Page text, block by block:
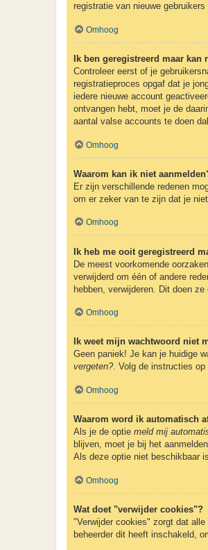
registratie van nieuwe
Omhoog
Ik ben geregistreerd maar kan
Controleer eerst of je
registratieproces opgaf dat je
iedere nieuwe account
ontvangen hebt, moet je de
aantal valse accounts te doen
Omhoog
Waarom kan ik niet
Er zijn verschillende redenen
om er zeker van te zijn dat je
Omhoog
Ik heb me ooit geregistreerd
De meest voorkomende
verwijderd om één of andere
hebben, verwijderen. Dit doen
Omhoog
Ik weet mijn wachtwoord niet
Geen paniek! Je kan je huidige
vergeten?. Volg de instructies
Omhoog
Waarom word ik automatisch
Als je de optie meld mij
blijven, moet je bij het
Als deze optie niet beschikbaar
Omhoog
Wat doet "verwijder cookies"?
"Verwijder cookies" zorgt dat
beheerder dit heeft inschakeld,